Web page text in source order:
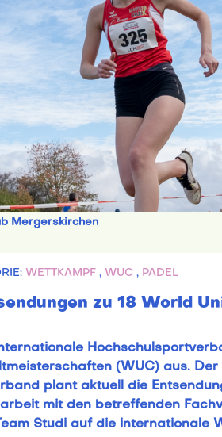
Mergerskirchen
WETTKAMPF , WUC , PADEL
zu 18 World
(WUC) aus.
plant aktuell die
mit den betreffenden
Studi auf die internationale